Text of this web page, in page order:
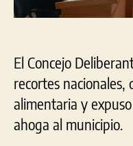
El Concejo
recortes
alimentaria y
ahoga al municipio.